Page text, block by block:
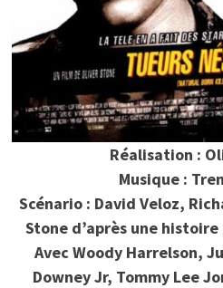
Réalisation :
Musique :
Scénario : David Veloz,
Stone d’après une
Avec Woody Harrelson,
Downey Jr, Tommy Lee